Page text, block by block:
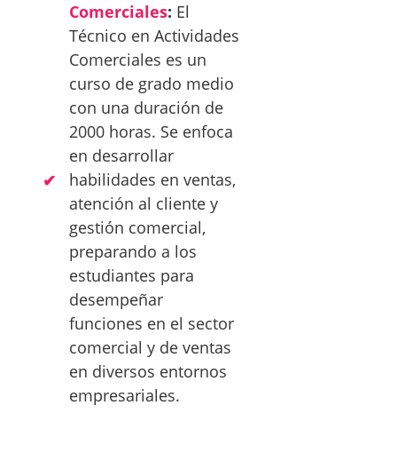
Comerciales: El
Técnico en Actividades
Comerciales es un
curso de grado medio
con una duración de
2000 horas. Se enfoca
en desarrollar
habilidades en ventas,
atención al cliente y
gestión comercial,
preparando a los
estudiantes para
desempeñar
funciones en el sector
comercial y de ventas
en diversos entornos
empresariales.